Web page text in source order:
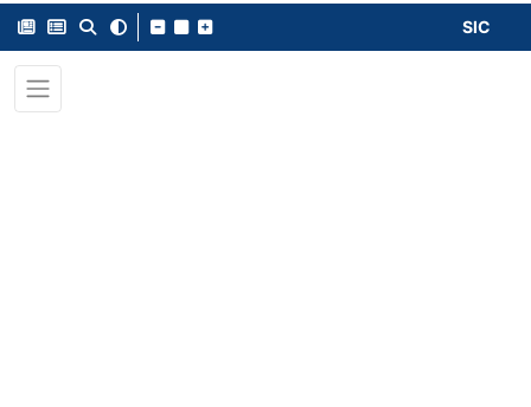
SIC